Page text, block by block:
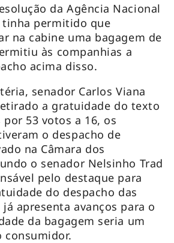
da Agência Nacional
tinha permitido que
na cabine uma bagagem de
às companhias a
acima disso.
senador Carlos Viana
a gratuidade do texto
por 53 votos a 16, os
o despacho de
na Câmara dos
o senador Nelsinho Trad
pelo destaque para
do despacho das
já apresenta avanços para o
da bagagem seria um
consumidor.